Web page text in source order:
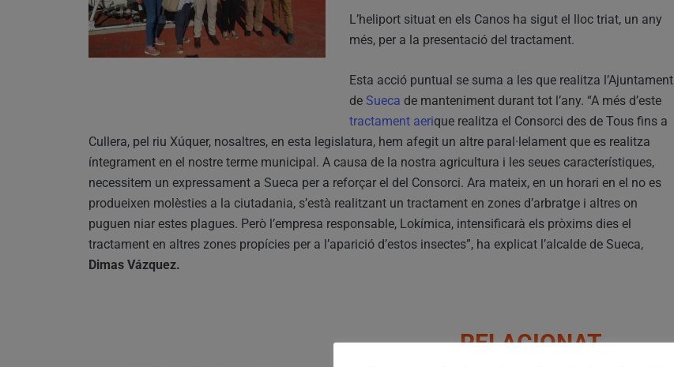
L’heliport situat en els Canos ha sigut el lloc triat, un any
més, per a la presentació del tractament.
Esta acció puntual se suma a les que realitza l’Ajuntament
de Sueca de manteniment durant tot l’any. “A més d’este
tractament aerique realitza el Consorci des de Tous fins a
Cullera, pel riu Xúquer, nosaltres, en esta legislatura, hem afegit un altre paral·lelament que es realitza
íntegrament en el nostre terme municipal. A causa de la nostra agricultura i les seues característiques,
necessitem un expressament a Sueca per a reforçar el del Consorci. Ara mateix, en un horari en el no es
produeixen molèsties a la ciutadania, s’està realitzant un tractament en zones d’arbratge i altres on
puguen niar estes plagues. Però l’empresa responsable, Lokímica, intensificarà els pròxims dies el
tractament en altres zones propícies per a l’aparició d’estos insectes”, ha explicat l’alcalde de Sueca,
Dimas Vázquez.
RELACIONAT